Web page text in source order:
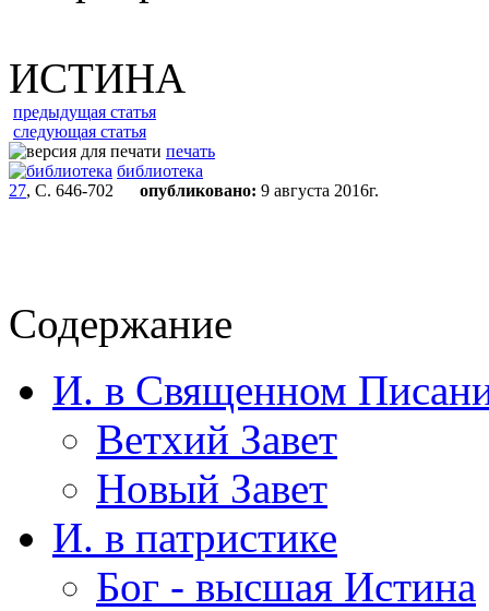
ИСТИНА
предыдущая статья
следующая статья
печать
библиотека
27, С. 646-702 опубликовано: 9 августа 2016г.
Содержание
И. в Священном
Ветхий Завет
Новый Завет
И. в патристике
Бог - высшая Истина